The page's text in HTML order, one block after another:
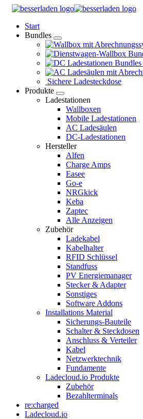
Springe
Inhalt
Start
Bundles
Sichere Ladesteckdose
Produkte
Ladestationen
Wallboxen
Mobile Ladestationen
AC Ladesäulen
DC-Ladestationen
Hersteller
Alfen
Charge Amps
Easee
Go-e
NRGkick
Keba
Zaptec
Alle Anzeigen
Zubehör
Ladekabel
Kabelhalter
RFID Schlüssel
Standfuss
PV Energiemanager
Stecker & Adapter
Sonstiges
Software Addons
Installations Material
Sicherungs-Bauteile
Schalter & Steckdosen
Anschluss & Verteiler
Kabel
Netzwerktechnik
Fundamente
Ladecloud.io Produkte
Zubehör
Bezahlterminals
re:charged
Ladecloud.io